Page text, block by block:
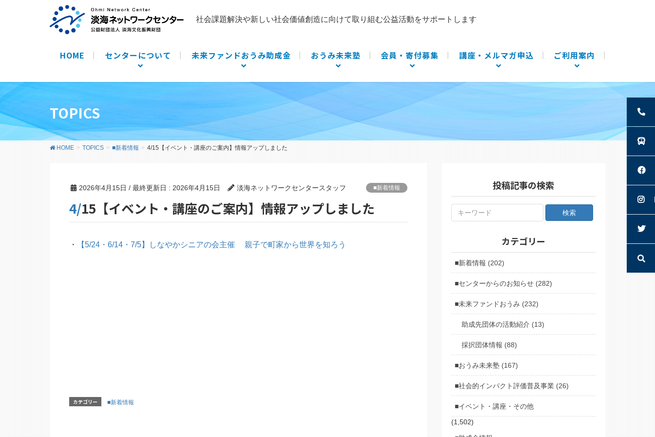
社会課題解決や新しい社会価値創造に向けて取り組む公益活動をサポートします
HOME センターについて 未来ファンドおうみ助成金 おうみ未来塾 会員・寄付募集 講座・メルマガ申込 ご利用案内
TOPICS
HOME TOPICS ■新着情報 4/15【イベント・講座のご案内】情報アップしました
2026年4月15日 / 最終更新日 : 2026年4月15日 淡海ネットワークセンタースタッフ ■新着情報
4/15【イベント・講座のご案内】情報アップしました
・ 【5/24・6/14・7/5】しなやかシニアの会主催 親子で町家から世界を知ろう
カテゴリー ■新着情報
投稿記事の検索
カテゴリー
■新着情報 (202)
■センターからのお知らせ (282)
■未来ファンドおうみ (232)
助成先団体の活動紹介 (13)
採択団体情報 (88)
■おうみ未来塾 (167)
■社会的インパクト評価普及事業 (26)
■イベント・講座・その他
(1,502)